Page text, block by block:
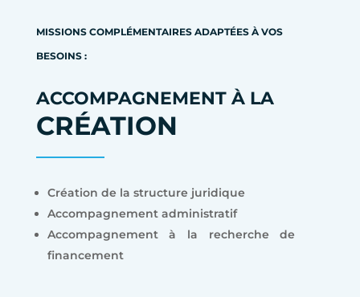
MISSIONS COMPLÉMENTAIRES ADAPTÉES À VOS
BESOINS :
ACCOMPAGNEMENT À LA
CRÉATION
Création de la structure juridique
Accompagnement administratif
Accompagnement à la recherche de
financement